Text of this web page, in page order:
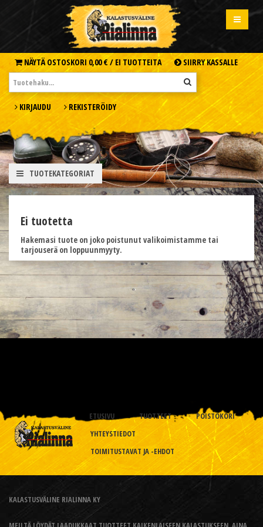
NÄYTÄ OSTOSKORI 0,00 € / EI TUOTTEITA SIIRRY KASSALLE
KIRJAUDU REKISTERÖIDY
TUOTEKATEGORIAT
Ei tuotetta
Hakemasi tuote on joko poistunut valikoimistamme tai
tarjouserä on loppuunmyyty.
ETUSIVU TUOTTEET
POISTOKORI
YHTEYSTIEDOT
TOIMITUSTAVAT JA -EHDOT
KALASTUSVÄLINE RIALINNA KY